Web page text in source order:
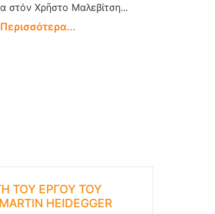
στόν Χρῆστο Μαλεβίτση...
Περισσότερα...
ΤΟΥ ΕΡΓΟΥ ΤΟΥ
HEIDEGGER